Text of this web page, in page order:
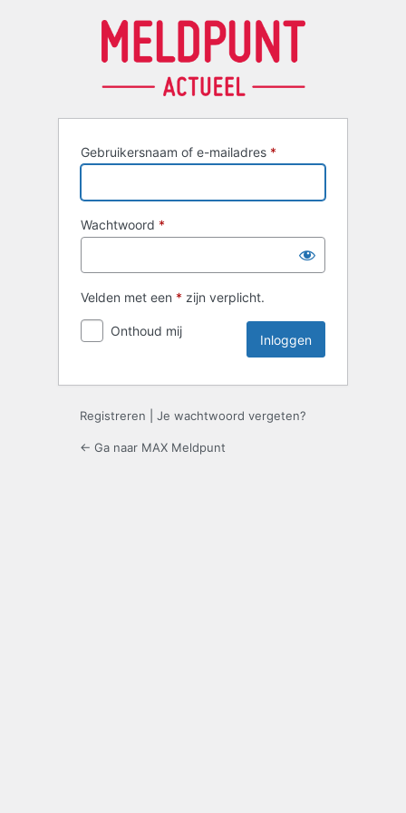
Gebruikersnaam of e-mailadres *
Wachtwoord *
Velden met een * zijn verplicht.
Onthoud mij
Registreren Je wachtwoord vergeten?
← Ga naar MAX Meldpunt